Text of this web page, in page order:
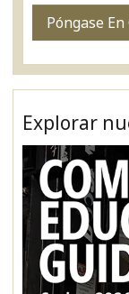
Póngase
Explorar